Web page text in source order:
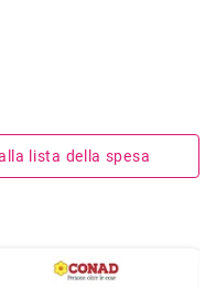
lista della spesa